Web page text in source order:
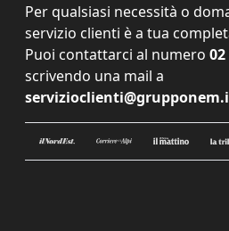
Per qualsiasi necessità o
servizio clienti è a tua
Puoi contattarci al numero 02
scrivendo una mail a